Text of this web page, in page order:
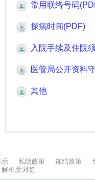
示 私隐政策 连结政策
析度浏览